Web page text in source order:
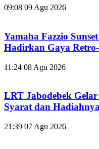
09:08 09 Agu 2026
Yamaha Fazzio
Hadirkan Gaya
11:24 08 Agu 2026
LRT Jabodebek
Syarat dan
21:39 07 Agu 2026